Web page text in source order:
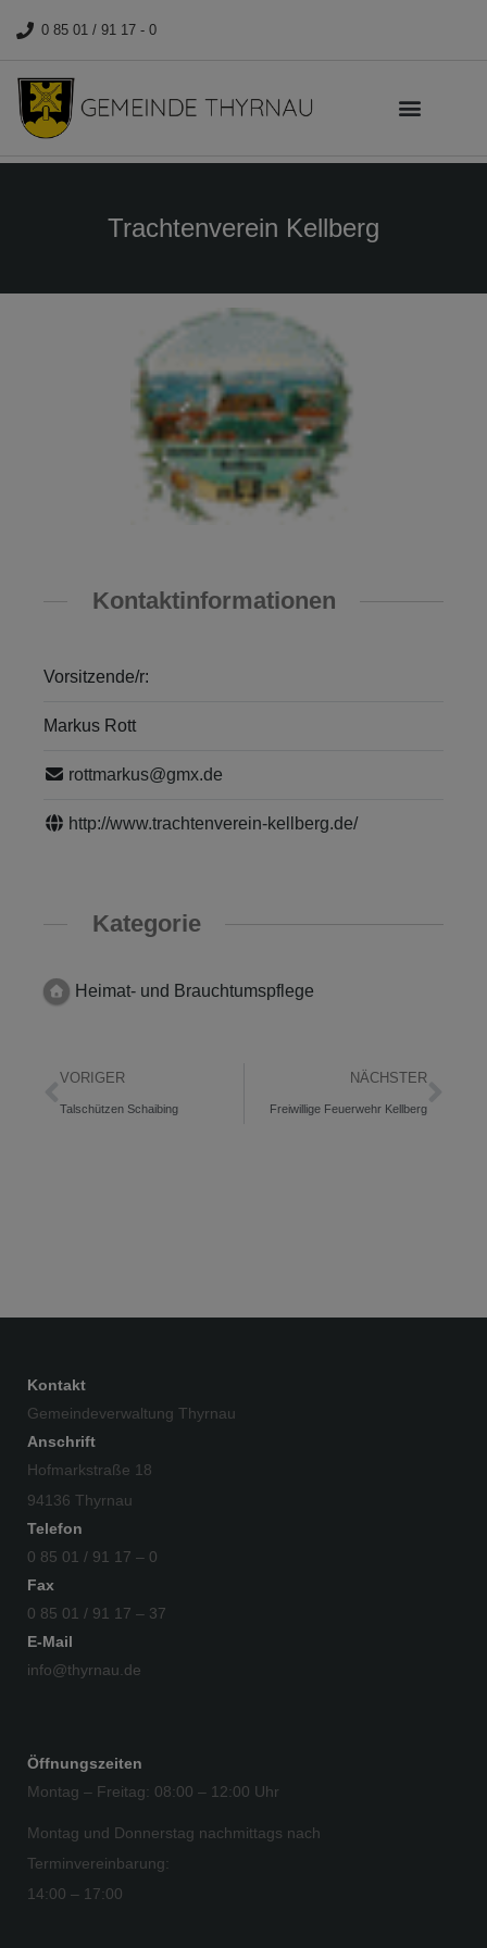
0 85 01 / 91 17 - 0
Trachtenverein Kellberg
Kontaktinformationen
Vorsitzende/r:
Markus Rott
rottmarkus@gmx.de
http://www.trachtenverein-kellberg.de/
Kategorie
Heimat- und Brauchtumspflege
VORIGER
Talschützen Schaibing
NÄCHSTER
Freiwillige Feuerwehr Kellberg
Kontakt
Gemeindeverwaltung Thyrnau
Anschrift
Hofmarkstraße 18
94136 Thyrnau
Telefon
0 85 01 / 91 17 – 0
Fax
0 85 01 / 91 17 – 37
E-Mail
info@thyrnau.de
Öffnungszeiten
Montag – Freitag: 08:00 – 12:00 Uhr
Montag und Donnerstag nachmittags nach
Terminvereinbarung:
14:00 – 17:00